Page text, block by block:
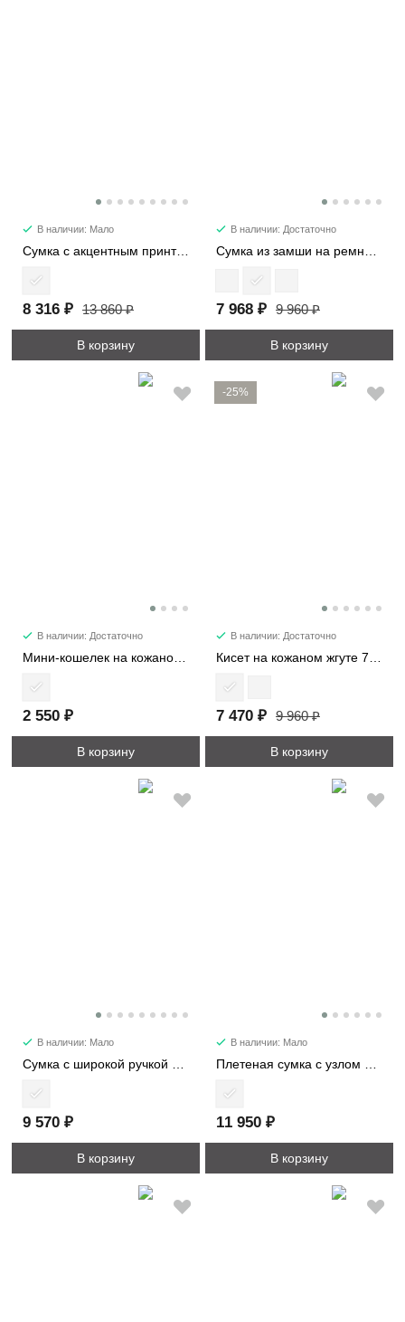
В наличии: Мало
Сумка с акцентным принтом 2053
8 316 ₽ 13 860 ₽
В корзину
В наличии: Достаточно
Сумка из замши на ремне 7361
7 968 ₽ 9 960 ₽
В корзину
В наличии: Достаточно
2 550 ₽
В корзину
-25%
В наличии: Достаточно
7 470 ₽ 9 960 ₽
В корзину
В наличии: Мало
9 570 ₽
В корзину
В наличии: Мало
11 950 ₽
В корзину